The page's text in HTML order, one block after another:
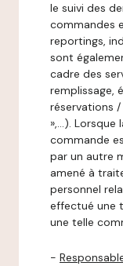
le suivi des
commandes
reportings,
sont
cadre des
remplissage,
réservations
»,…). Lorsque
commande
par un autre
amené à
personnel
effectué une
une telle
-